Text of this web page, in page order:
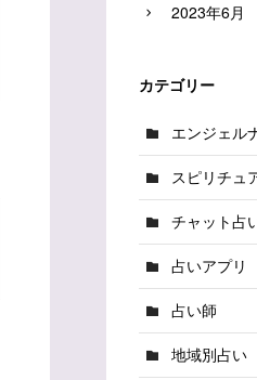
2023年6月
カテゴリー
エンジェル
スピリチュ
チャット占
占いアプリ
占い師
地域別占い